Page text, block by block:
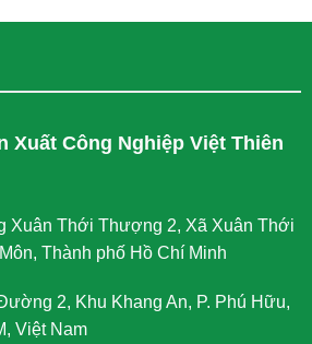
Xuất Công Nghiệp Việt Thiên
Xuân Thới Thượng 2, Xã Xuân Thới
Thành phố Hồ Chí Minh
2, Khu Khang An, P. Phú Hữu,
Việt Nam